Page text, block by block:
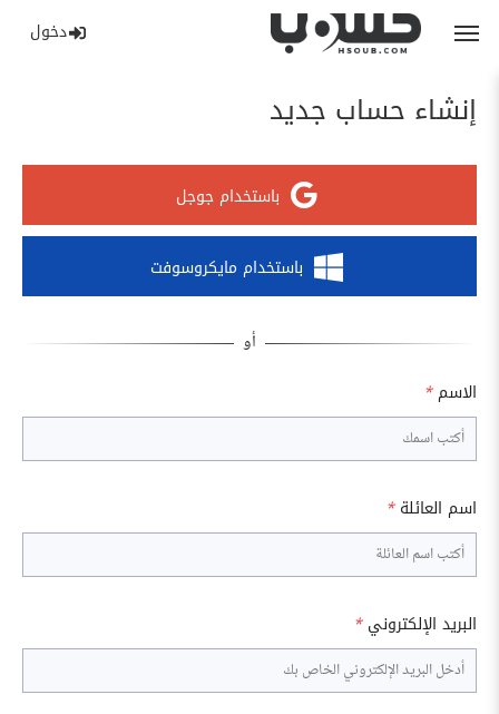
دخول
إنشاء حساب جديد
باستخدام جوجل
باستخدام مايكروسوفت
الاسم *
اسم العائلة *
البريد الإلكتروني *